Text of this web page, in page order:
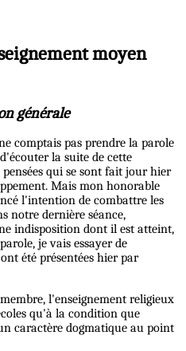
moyen
générale
comptais pas prendre la parole
la suite de cette
qui se sont fait jour hier
Mais mon honorable
l'intention de combattre les
notre dernière séance,
indisposition dont il est atteint,
je vais essayer de
été présentées hier par
l'enseignement religieux
qu'à la condition que
caractère dogmatique au point